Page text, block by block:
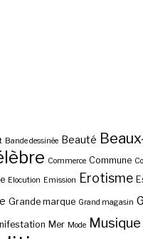
Bande dessinée Beauté
Commerce Commune
Elocution Emission Erotisme
Grande marque Grand magasin
Mer Mode Musique